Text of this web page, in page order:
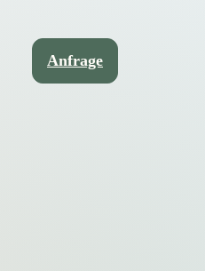
Anfrage